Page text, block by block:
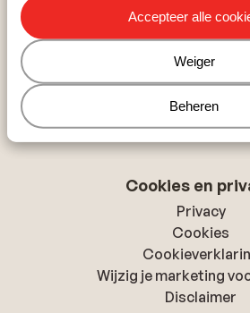
Accepteer alle
Weiger
Beheren
Verantwoord op
Vacatures
Cookies en
Privacy
Cookies
Wijzig je marketing
Disclaimer